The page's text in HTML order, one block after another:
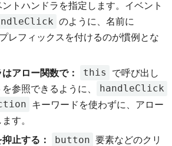
トハンドラを指定します。イベント
のように、名前に
レフィックスを付けるのが慣例とな
アロー関数で：
this
で呼び出し
参照できるように、
handleClick
キーワードを使わずに、アロー
す。
止する：
button 要素などのクリ